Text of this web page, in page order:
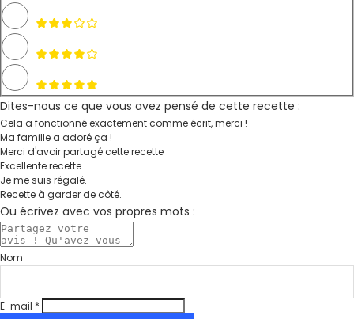
Dites-nous ce que vous avez pensé de cette recette :
Cela a fonctionné exactement comme écrit, merci !
Ma famille a adoré ça !
Merci d'avoir partagé cette recette
Excellente recette.
Je me suis régalé.
Recette à garder de côté.
Ou écrivez avec vos propres mots :
Nom
E-mail *